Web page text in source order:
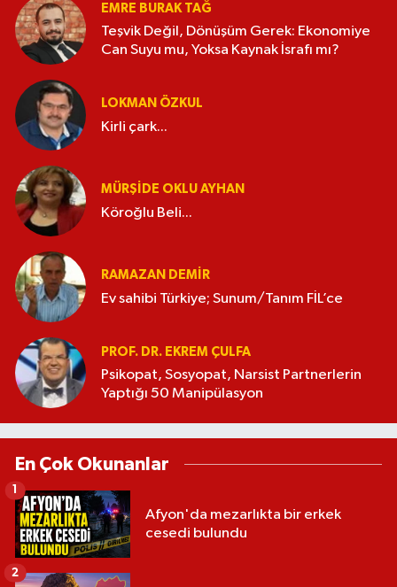
EMRE BURAK TAĞ
Teşvik Değil, Dönüşüm Gerek: Ekonomiye
Can Suyu mu, Yoksa Kaynak İsrafı mı?
LOKMAN ÖZKUL
Kirli çark...
MÜRŞIDE OKLU AYHAN
Köroğlu Beli...
RAMAZAN DEMİR
Ev sahibi Türkiye; Sunum/Tanım FİL’ce
PROF. DR. EKREM ÇULFA
Psikopat, Sosyopat, Narsist Partnerlerin
Yaptığı 50 Manipülasyon
En Çok Okunanlar
Afyon'da mezarlıkta bir erkek
cesedi bulundu
1
2